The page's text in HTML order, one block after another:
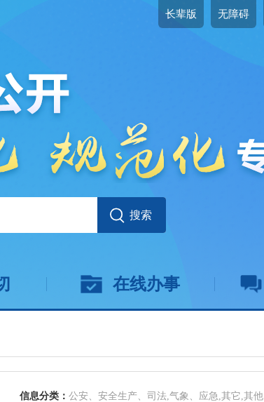
长辈版 无障碍
在线办事
信息分类： 公安、安全生产、司法,气象、应急,其它,其他